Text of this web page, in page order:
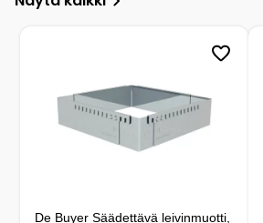
De Buyer Säädettävä leivinmuotti,